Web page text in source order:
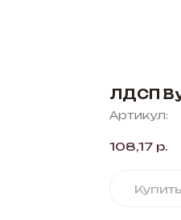
ЛДСП
Артикул:
108,17 р.
Купить